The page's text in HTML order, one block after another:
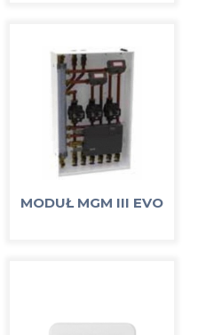
MODUŁ MGM III EVO